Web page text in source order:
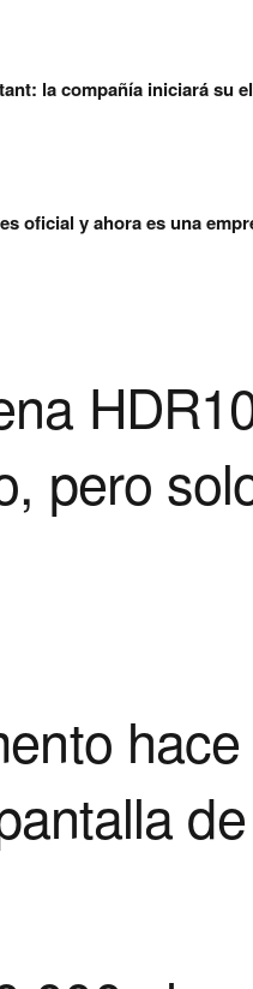
la compañía iniciará su
oficial y ahora es una
pero